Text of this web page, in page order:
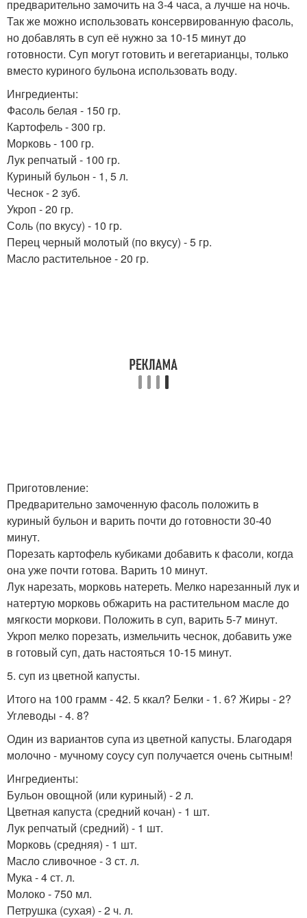
предварительно замочить на 3-4 часа, а лучше на ночь.
Так же можно использовать консервированную фасоль,
но добавлять в суп её нужно за 10-15 минут до
готовности. Суп могут готовить и вегетарианцы, только
вместо куриного бульона использовать воду.
Ингредиенты:
Фасоль белая - 150 гр.
Картофель - 300 гр.
Морковь - 100 гр.
Лук репчатый - 100 гр.
Куриный бульон - 1, 5 л.
Чеснок - 2 зуб.
Укроп - 20 гр.
Соль (по вкусу) - 10 гр.
Перец черный молотый (по вкусу) - 5 гр.
Масло растительное - 20 гр.
Приготовление:
Предварительно замоченную фасоль положить в
куриный бульон и варить почти до готовности 30-40
минут.
Порезать картофель кубиками добавить к фасоли, когда
она уже почти готова. Варить 10 минут.
Лук нарезать, морковь натереть. Мелко нарезанный лук и
натертую морковь обжарить на растительном масле до
мягкости моркови. Положить в суп, варить 5-7 минут.
Укроп мелко порезать, измельчить чеснок, добавить уже
в готовый суп, дать настояться 10-15 минут.
5. суп из цветной капусты.
Итого на 100 грамм - 42. 5 ккал? Белки - 1. 6? Жиры - 2?
Углеводы - 4. 8?
Один из вариантов супа из цветной капусты. Благодаря
молочно - мучному соусу суп получается очень сытным!
Ингредиенты:
Бульон овощной (или куриный) - 2 л.
Цветная капуста (средний кочан) - 1 шт.
Лук репчатый (средний) - 1 шт.
Морковь (средняя) - 1 шт.
Масло сливочное - 3 ст. л.
Мука - 4 ст. л.
Молоко - 750 мл.
Петрушка (сухая) - 2 ч. л.